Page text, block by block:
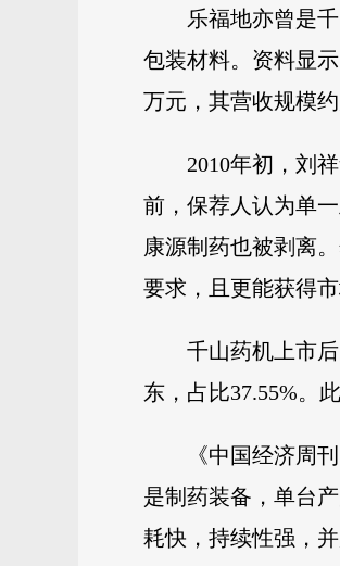
乐福地亦曾是
包装材料。资料显
万元，其营收规模约
2010年初，刘
前，保荐人认为单
康源制药也被剥离
要求，且更能获得
千山药机上市
东，占比37.55%。
《中国经济周
是制药装备，单台
耗快，持续性强，